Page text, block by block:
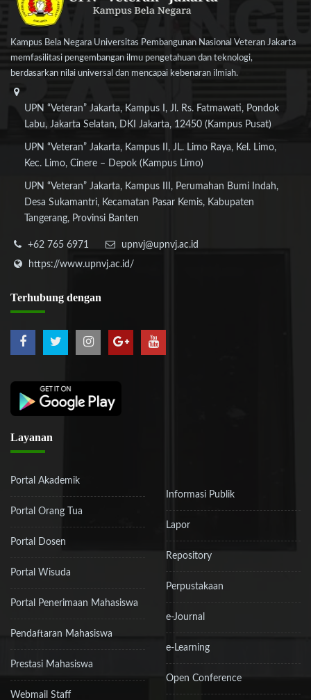
Kampus Bela Negara Universitas Pembangunan Nasional Veteran Jakarta
memfasilitasi pengembangan ilmu pengetahuan dan teknologi,
berdasarkan nilai universal dan mencapai kebenaran ilmiah.
UPN “Veteran” Jakarta, Kampus I, Jl. Rs. Fatmawati, Pondok
Labu, Jakarta Selatan, DKI Jakarta, 12450 (Kampus Pusat)
UPN “Veteran” Jakarta, Kampus II, JL. Limo Raya, Kel. Limo,
Kec. Limo, Cinere – Depok (Kampus Limo)
UPN “Veteran” Jakarta, Kampus III, Perumahan Bumi Indah,
Desa Sukamantri, Kecamatan Pasar Kemis, Kabupaten
Tangerang, Provinsi Banten
+62 765 6971
upnvj@upnvj.ac.id
https://www.upnvj.ac.id/
Terhubung dengan
Layanan
Portal Akademik
Portal Orang Tua
Portal Dosen
Portal Wisuda
Portal Penerimaan Mahasiswa
Pendaftaran Mahasiswa
Prestasi Mahasiswa
Webmail Staff
Informasi Publik
Lapor
Repository
Perpustakaan
e-Journal
e-Learning
Open Conference